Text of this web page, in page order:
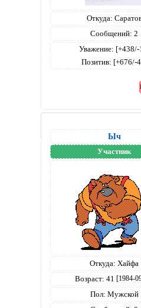
Откуда:
Сообщений: 2
Уважение: [+438/-
Позитив: [+676/-
Ыч
Участник
Откуда: Хайфа
Возраст: 41 [1984-
Пол: Мужской